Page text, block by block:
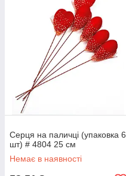
Серця на паличці (упаковка 6
шт) # 4804 25 см
Немає в наявності